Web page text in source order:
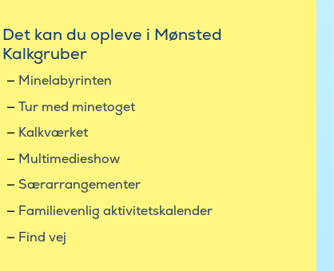
Det kan du opleve i Mønsted
Kalkgruber
Minelabyrinten
Tur med minetoget
Kalkværket
Multimedieshow
Særarrangementer
Familievenlig aktivitetskalender
Find vej